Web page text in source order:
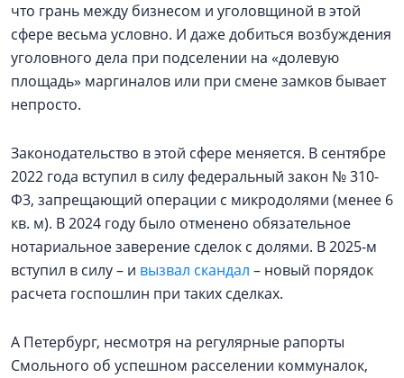
что грань между бизнесом и уголовщиной в этой
сфере весьма условно. И даже добиться возбуждения
уголовного дела при подселении на «долевую
площадь» маргиналов или при смене замков бывает
непросто.
Законодательство в этой сфере меняется. В сентябре
2022 года вступил в силу федеральный закон № 310-
Ф3, запрещающий операции с микродолями (менее 6
кв. м). В 2024 году было отменено обязательное
нотариальное заверение сделок с долями. В 2025-м
вступил в силу – и вызвал скандал – новый порядок
расчета госпошлин при таких сделках.
А Петербург, несмотря на регулярные рапорты
Смольного об успешном расселении коммуналок,